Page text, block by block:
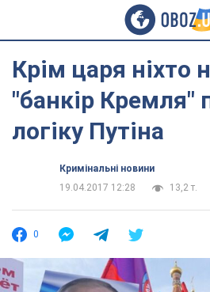
Крім царя ніхто
"банкір Кремля"
логіку Путіна
Кримінальні новини
19.04.2017 12:28
13,2 т.
0